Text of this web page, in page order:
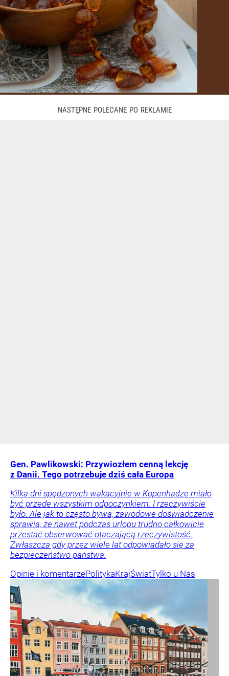
Gen. Pawlikowski: Przywiozłem cenną lekcję
z Danii. Tego potrzebuje dziś cała Europa
Kilka dni spędzonych wakacyjnie w Kopenhadze miało
być przede wszystkim odpoczynkiem. I rzeczywiście
było. Ale jak to często bywa, zawodowe doświadczenie
sprawia, że nawet podczas urlopu trudno całkowicie
przestać obserwować otaczającą rzeczywistość.
Zwłaszcza gdy przez wiele lat odpowiadało się za
bezpieczeństwo państwa.
Opinie i komentarzePolitykaKrajŚwiatTylko u Nas